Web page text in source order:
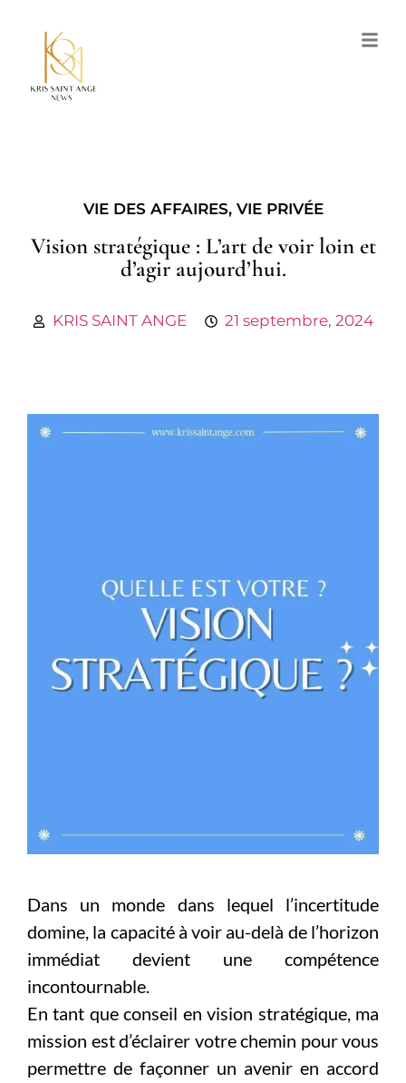
VIE DES AFFAIRES, VIE PRIVÉE
Vision stratégique : L’art de voir loin et
d’agir aujourd’hui.
KRIS SAINT ANGE 21 septembre, 2024
Dans un monde dans lequel l’incertitude
domine, la capacité à voir au-delà de l’horizon
immédiat devient une compétence
incontournable.
En tant que conseil en vision stratégique, ma
mission est d’éclairer votre chemin pour vous
permettre de façonner un avenir en accord